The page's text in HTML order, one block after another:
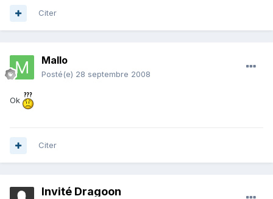
Citer
Mallo
Posté(e) 28 septembre 2008
Ok
Citer
Invité Dragoon